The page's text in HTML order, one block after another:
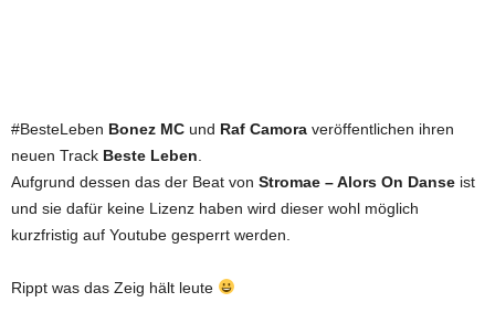
#BesteLeben Bonez MC und Raf Camora veröffentlichen ihren
neuen Track Beste Leben
Aufgrund dessen das der Beat von Stromae – Alors On Danse ist
und sie dafür keine Lizenz haben wird dieser wohl möglich
kurzfristig auf Youtube gesperrt werden.
Rippt was das Zeig hält leute